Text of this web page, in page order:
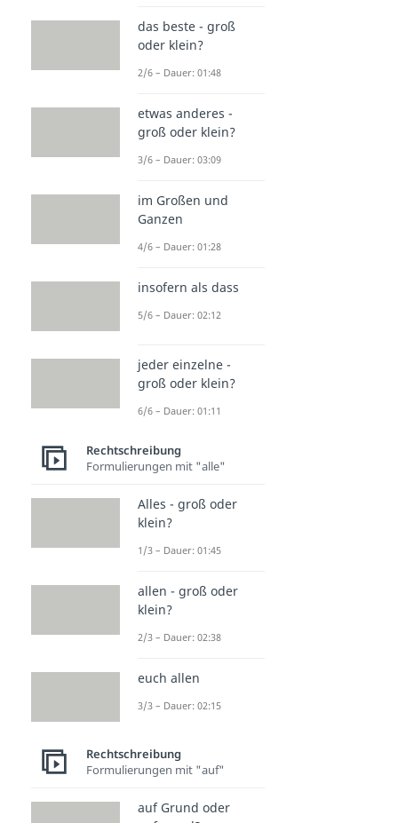
das beste - groß
oder klein?
2/6 – Dauer: 01:48
etwas anderes -
groß oder klein?
3/6 – Dauer: 03:09
im Großen und
Ganzen
4/6 – Dauer: 01:28
insofern als dass
5/6 – Dauer: 02:12
jeder einzelne -
groß oder klein?
6/6 – Dauer: 01:11
Rechtschreibung
Formulierungen mit "alle"
Alles - groß oder
klein?
1/3 – Dauer: 01:45
allen - groß oder
klein?
2/3 – Dauer: 02:38
euch allen
3/3 – Dauer: 02:15
Rechtschreibung
Formulierungen mit "auf"
auf Grund oder